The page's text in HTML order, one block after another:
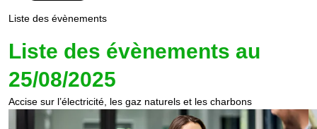
Liste des évènements
Liste des évènements au
25/08/2025
Accise sur l’électricité, les gaz naturels et les charbons